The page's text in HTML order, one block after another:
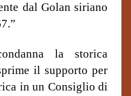
dal Golan siriano
la storica
il supporto per
in un Consiglio di